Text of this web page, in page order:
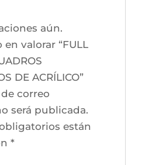
aún.
valorar “FULL
DE ACRÍLICO”
correo
será publicada.
están
*